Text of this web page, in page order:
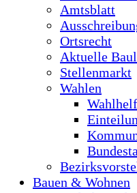
Amtsblatt
Ortsrecht
Aktuelle
Stellenmarkt
Wahlen
Bauen & Wohnen